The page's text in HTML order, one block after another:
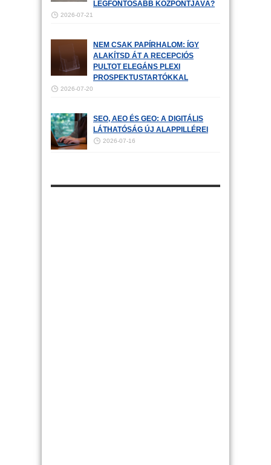
LEGFONTOSABB KÖZPONTJÁVÁ?
2026-07-21
NEM CSAK PAPÍRHALOM: ÍGY
ALAKÍTSD ÁT A RECEPCIÓS
PULTOT ELEGÁNS PLEXI
PROSPEKTUSTARTÓKKAL
2026-07-20
SEO, AEO ÉS GEO: A DIGITÁLIS
LÁTHATÓSÁG ÚJ ALAPPILLÉREI
2026-07-16